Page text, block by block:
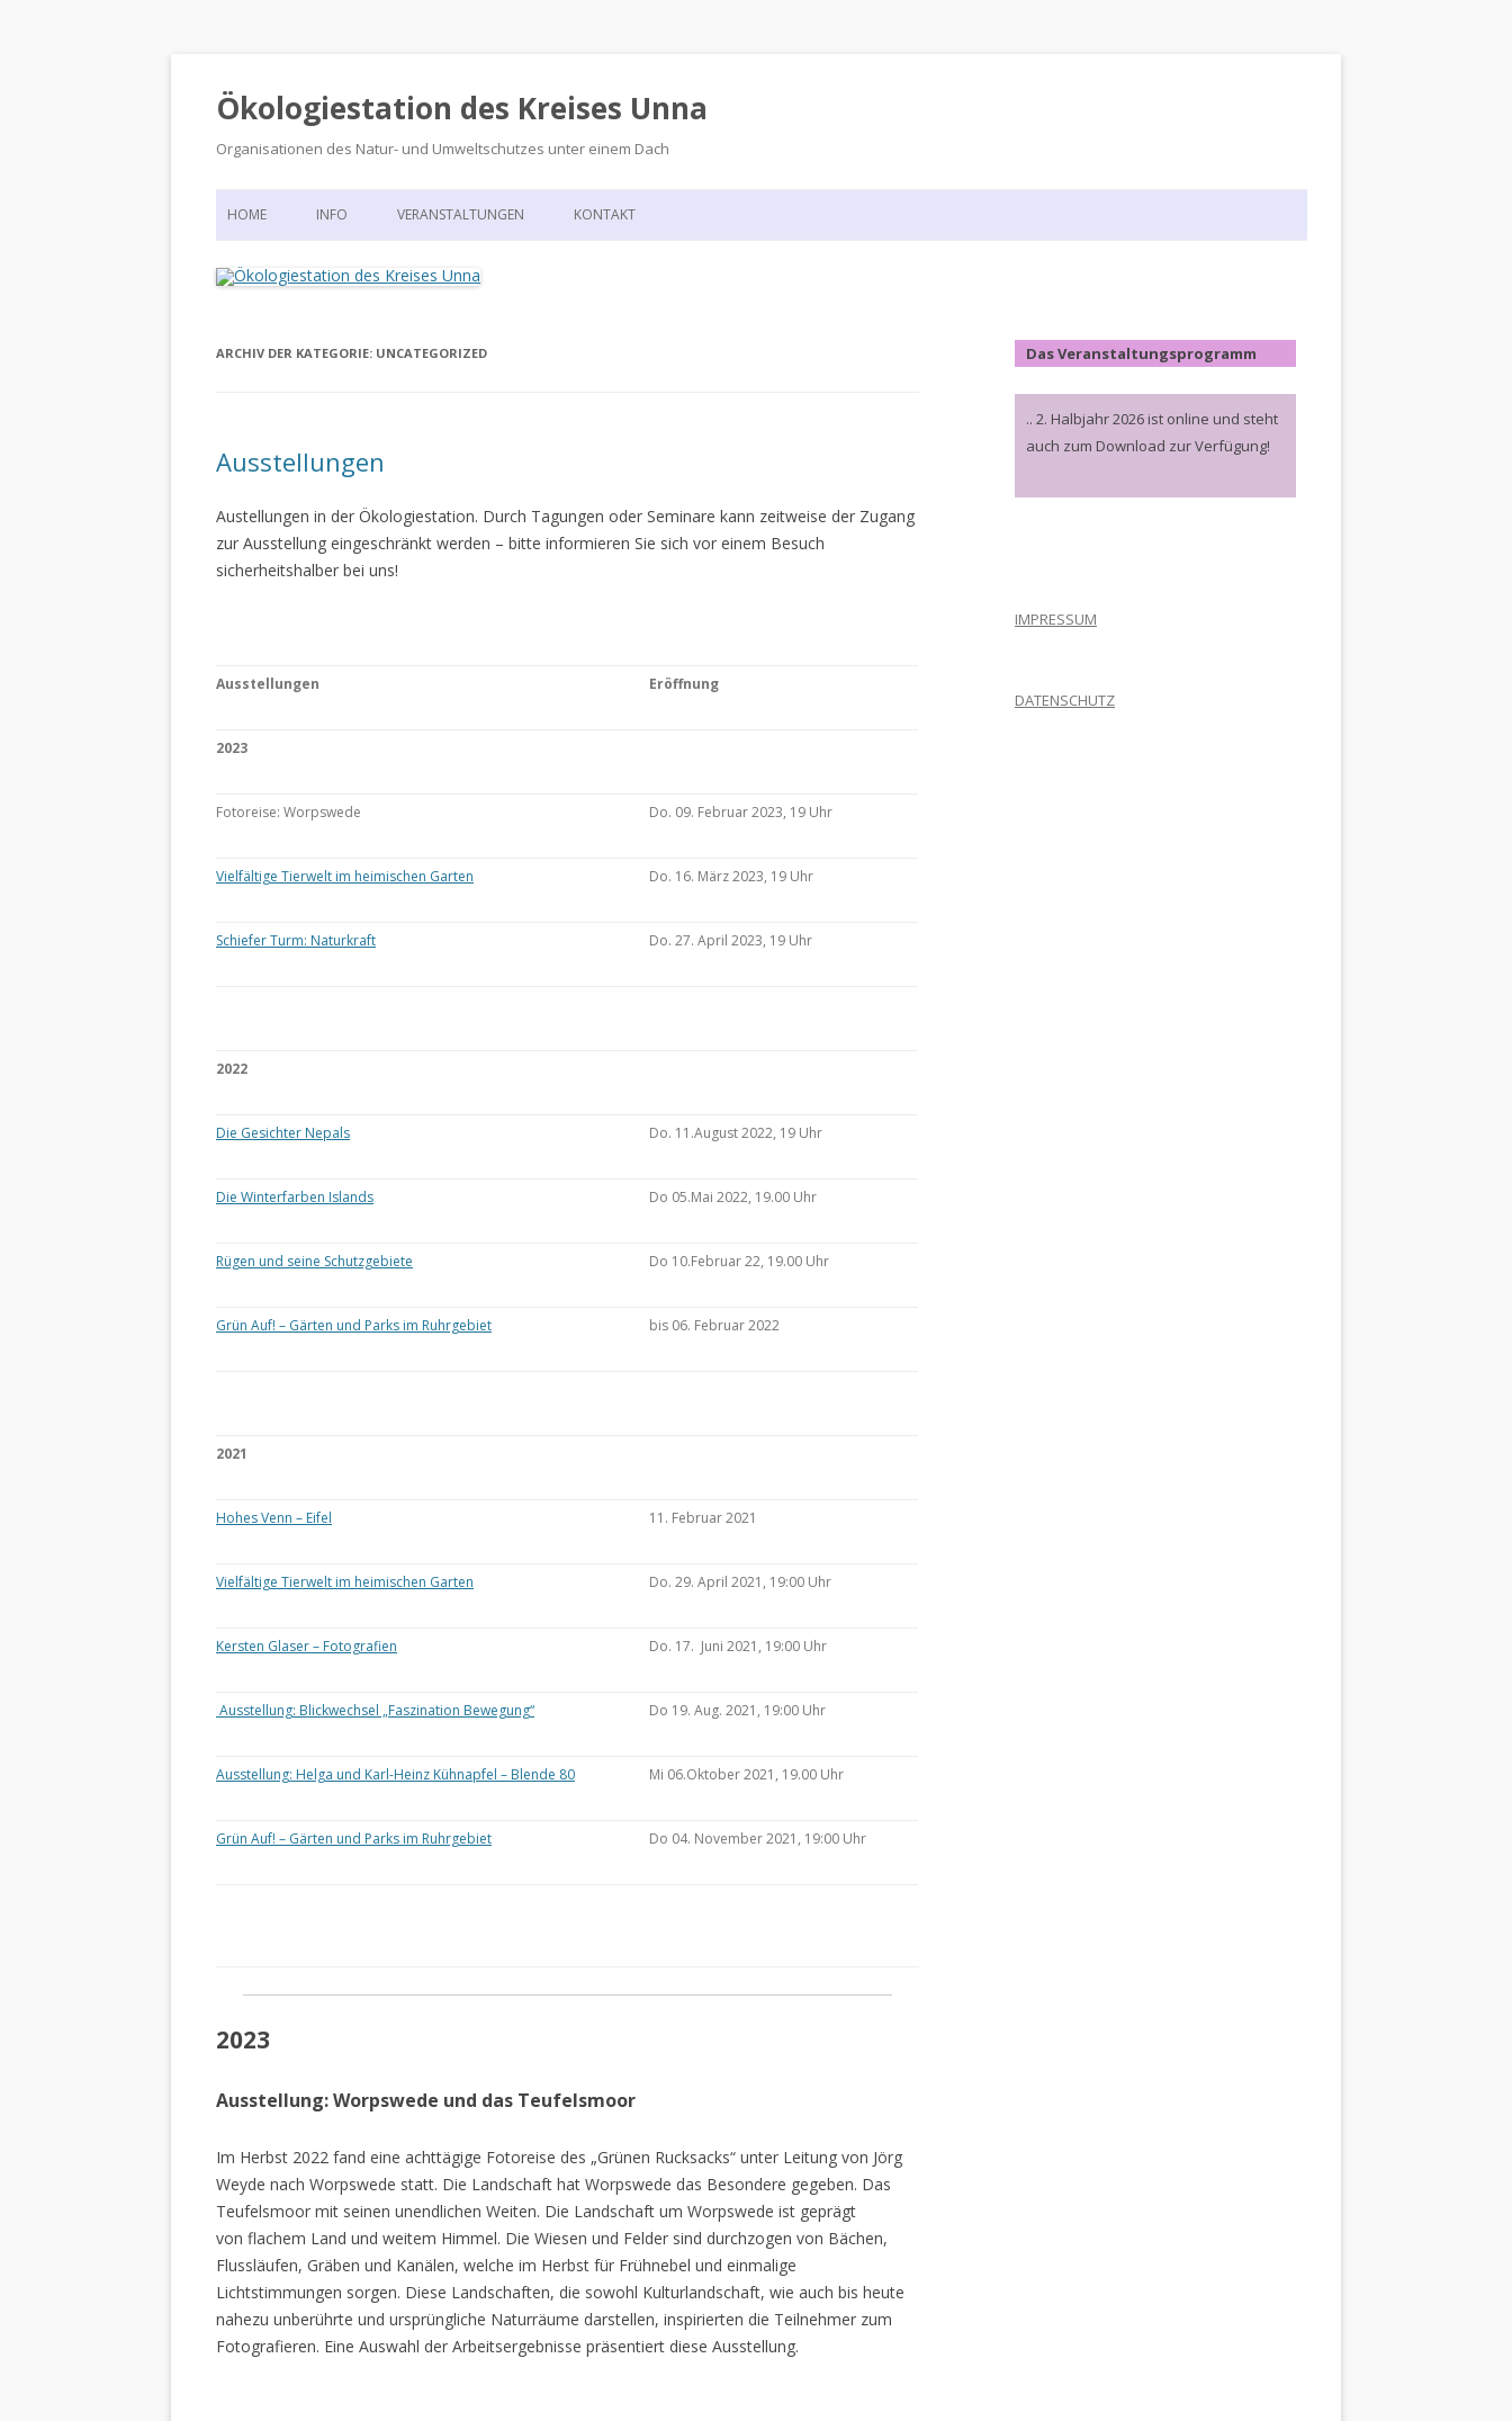
Ökologiestation des Kreises Unna
Organisationen des Natur- und Umweltschutzes unter einem Dach
Zum
HOME INFO VERANSTALTUNGEN KONTAKT
ARCHIV DER KATEGORIE: UNCATEGORIZED
Ausstellungen
Austellungen in der Ökologiestation. Durch Tagungen oder Seminare kann zeitweise der Zugang
zur Ausstellung eingeschränkt werden – bitte informieren Sie sich vor einem Besuch
sicherheitshalber bei uns!
Ausstellungen Eröffnung
2023
Fotoreise: Worpswede Do. 09. Februar 2023, 19 Uhr
Vielfältige Tierwelt im heimischen Garten Do. 16. März 2023, 19 Uhr
Schiefer Turm: Naturkraft Do. 27. April 2023, 19 Uhr
2022
Die Gesichter Nepals Do. 11.August 2022, 19 Uhr
Die Winterfarben Islands Do 05.Mai 2022, 19.00 Uhr
Rügen und seine Schutzgebiete Do 10.Februar 22, 19.00 Uhr
Grün Auf! – Gärten und Parks im Ruhrgebiet bis 06. Februar 2022
2021
Hohes Venn – Eifel 11. Februar 2021
Vielfältige Tierwelt im heimischen Garten Do. 29. April 2021, 19:00 Uhr
Kersten Glaser – Fotografien Do. 17. Juni 2021, 19:00 Uhr
Ausstellung: Blickwechsel „Faszination Bewegung“ Do 19. Aug. 2021, 19:00 Uhr
Ausstellung: Helga und Karl-Heinz Kühnapfel – Blende 80 Mi 06.Oktober 2021, 19.00 Uhr
Grün Auf! – Gärten und Parks im Ruhrgebiet Do 04. November 2021, 19:00 Uhr
2023
Ausstellung: Worpswede und das Teufelsmoor
Im Herbst 2022 fand eine achttägige Fotoreise des „Grünen Rucksacks“ unter Leitung von Jörg
Weyde nach Worpswede statt. Die Landschaft hat Worpswede das Besondere gegeben. Das
Teufelsmoor mit seinen unendlichen Weiten. Die Landschaft um Worpswede ist geprägt
von flachem Land und weitem Himmel. Die Wiesen und Felder sind durchzogen von Bächen,
Flussläufen, Gräben und Kanälen, welche im Herbst für Frühnebel und einmalige
Lichtstimmungen sorgen. Diese Landschaften, die sowohl Kulturlandschaft, wie auch bis heute
nahezu unberührte und ursprüngliche Naturräume darstellen, inspirierten die Teilnehmer zum
Fotografieren. Eine Auswahl der Arbeitsergebnisse präsentiert diese Ausstellung.
Das Veranstaltungsprogramm
.. 2. Halbjahr 2026 ist online und steht
auch zum Download zur Verfügung!
IMPRESSUM
DATENSCHUTZ